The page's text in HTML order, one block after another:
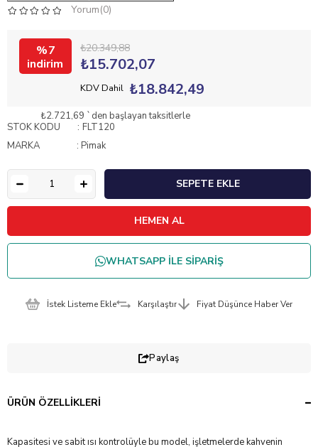
Yorum(0)
7 ₺20.349,88
₺15.702,07
KDV Dahil ₺18.842,49
₺2.721,69 `den başlayan taksitlerle
STOK KODU
FLT120
MARKA
: Pimak
WHATSAPP İLE SİPARİŞ
İstek Listeme Ekle Karşılaştır Fiyat Düşünce Haber Ver
Paylaş
ÜRÜN ÖZELLIKLERI
Kapasitesi ve sabit ısı kontrolüyle bu model, işletmelerde kahvenin